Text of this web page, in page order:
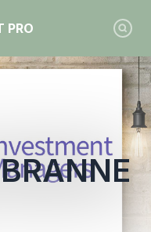
PRO
Soubranne Weber"